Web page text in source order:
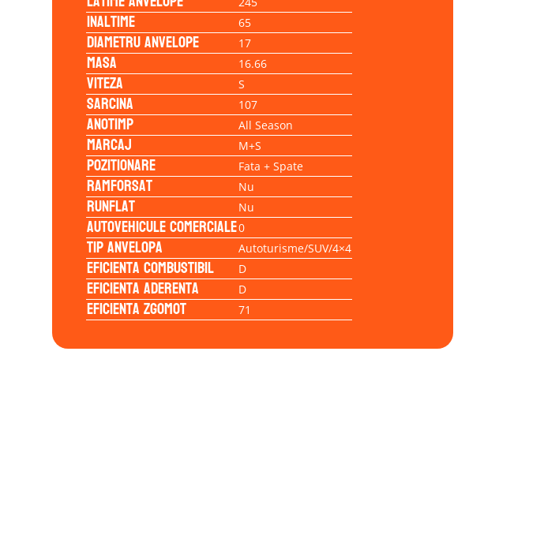
Inaltime 65
Diametru anvelope 17
Masa 16.66
Viteza S
Sarcina 107
Anotimp All Season
Marcaj M+S
Pozitionare Fata + Spate
Ramforsat Nu
Runflat Nu
Autovehicule comerciale0
Tip anvelopa Autoturisme/SUV/4×4
Eficienta Combustibil D
Eficienta Aderenta D
Eficienta Zgomot 71